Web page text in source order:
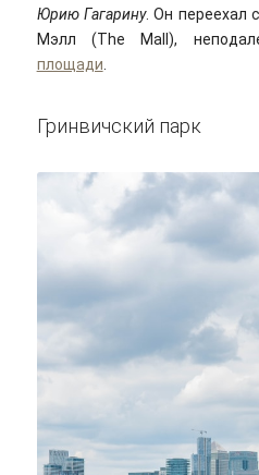
Юрию Гагарину. Он переехал
Мэлл (The Mall),
площади
Гринвичский парк